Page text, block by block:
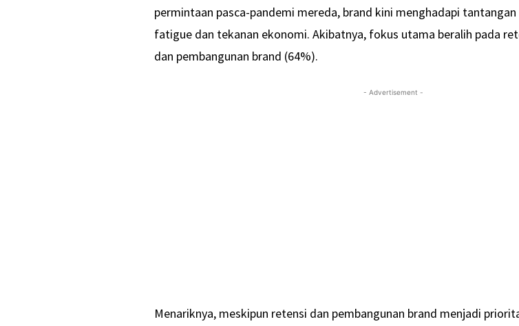
permintaan pasca-pandemi mereda, brand kini menghadapi
fatigue dan tekanan ekonomi. Akibatnya, fokus utama beralih pada
dan pembangunan brand (64%).
- Advertisement -
Menariknya, meskipun retensi dan pembangunan brand menjadi